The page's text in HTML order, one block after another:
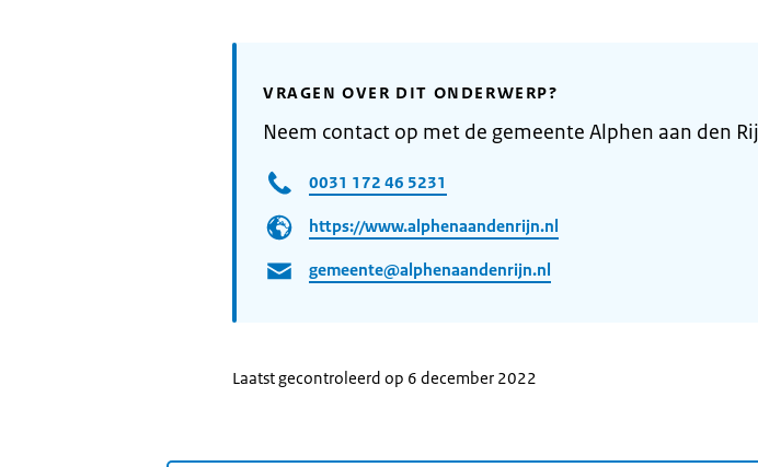
VRAGEN OVER DIT ONDERWERP?
Neem contact op met de gemeente Alphen aan den
0031 172 46 5231
https://www.alphenaandenrijn.nl
gemeente@alphenaandenrijn.nl
Laatst gecontroleerd op 6 december 2022